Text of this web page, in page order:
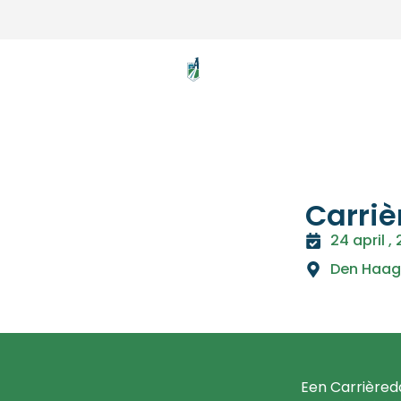
24 april ,
Den Haag
Een